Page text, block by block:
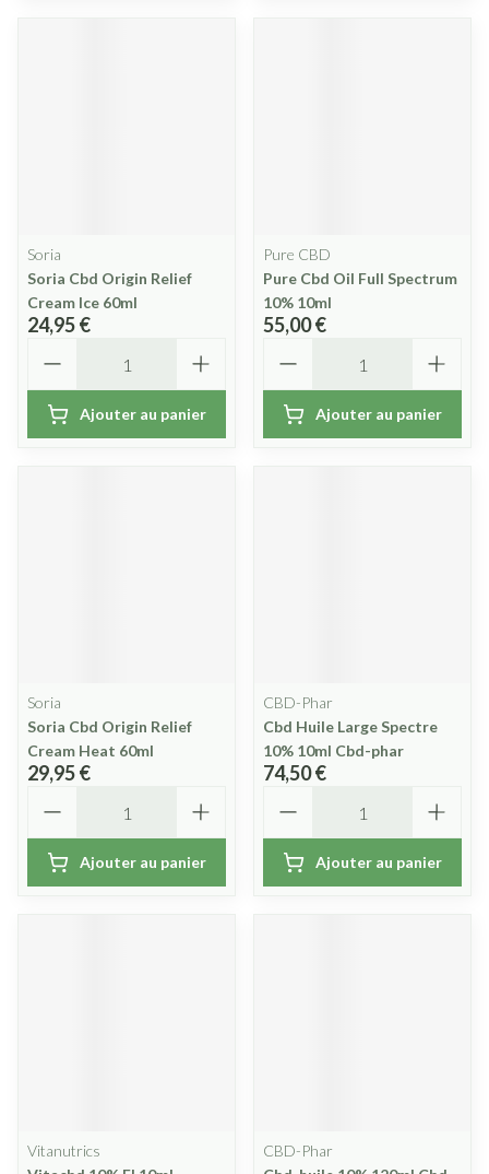
Soria
Soria Cbd Origin Relief
Cream Ice 60ml
24,95 €
Ajouter au panier
Pure CBD
Pure Cbd Oil Full Spectrum
10% 10ml
55,00 €
Ajouter au panier
Soria
Soria Cbd Origin Relief
Cream Heat 60ml
29,95 €
Ajouter au panier
CBD-Phar
Cbd Huile Large Spectre
10% 10ml Cbd-phar
74,50 €
Ajouter au panier
Vitanutrics
CBD-Phar